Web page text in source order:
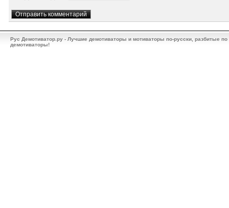
Рус Демотиватор.ру - Лучшие демотиваторы и мотиваторы по-русски, разбитые
демотиваторы!